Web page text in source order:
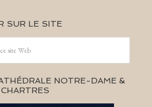
SUR LE SITE
NOTRE-DAME &